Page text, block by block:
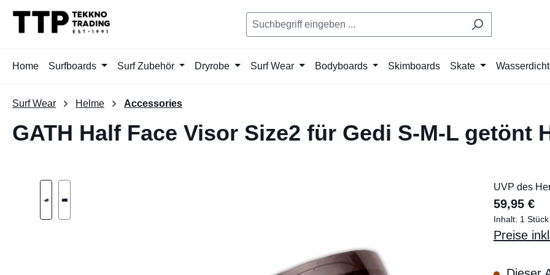
Zur Hauptnavigation springen
Home Surfboards Surf Zubehör Dryrobe Surf Wear Bodyboards Skimboards Skate
Surf Wear Helme Accessories
GATH Half Face Visor Size2 für Gedi S-M-L getönt
UVP des
59,95 €
Inhalt: 1 Stück
Preise